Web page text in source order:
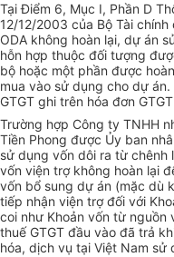
Tại Điểm 6, Mục I, Phần D
12/12/2003 của Bộ Tài
ODA không hoàn lại, dự án
hỗn hợp thuộc đối tượng
bộ hoặc một phần được
mua vào sử dụng cho dự
GTGT ghi trên hóa đơn
Trường hợp Công ty TNHH
Tiền Phong được Ủy ban
sử dụng vốn dôi ra từ
vốn viện trợ không hoàn lại
vốn bổ sung dự án (mặc dù
tiếp nhận viện trợ đối với
coi như Khoản vốn từ
thuế GTGT đầu vào đã trả
hóa, dịch vụ tại Việt Nam sử